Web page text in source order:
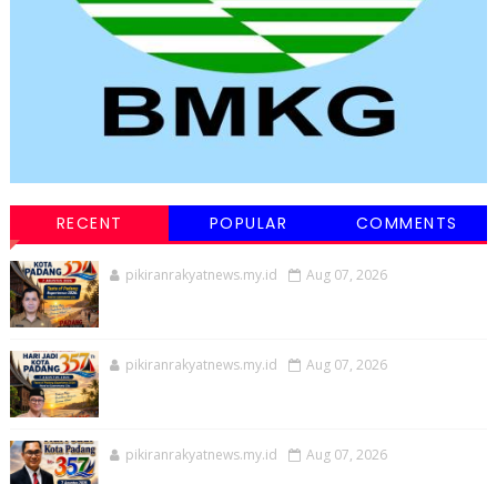
RECENT POPULAR COMMENTS
pikiranrakyatnews.my.id Aug 07, 2026
pikiranrakyatnews.my.id Aug 07, 2026
pikiranrakyatnews.my.id Aug 07, 2026